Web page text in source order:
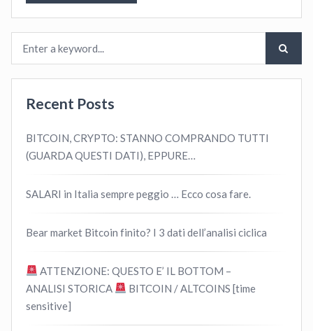
Recent Posts
BITCOIN, CRYPTO: STANNO COMPRANDO TUTTI
(GUARDA QUESTI DATI), EPPURE…
SALARI in Italia sempre peggio … Ecco cosa fare.
Bear market Bitcoin finito? I 3 dati dell’analisi ciclica
ATTENZIONE: QUESTO E’ IL BOTTOM –
ANALISI STORICA
BITCOIN / ALTCOINS [time
sensitive]